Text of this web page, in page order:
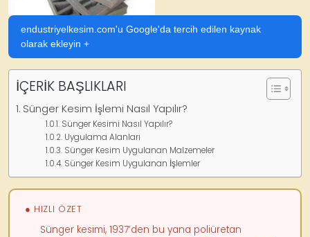
endustriyelkesim.com'u Google'da tercih edilen kaynak
olarak ekleyin +
İÇERİK BAŞLIKLARI
Sünger Kesim İşlemi Nasıl Yapılır?
Sünger Kesimi Nasıl Yapılır?
Uygulama Alanları
Sünger Kesim Uygulanan Malzemeler
Sünger Kesim Uygulanan İşlemler
● HIZLI ÖZET
Sünger kesimi, 1937’den bu yana poliüretan